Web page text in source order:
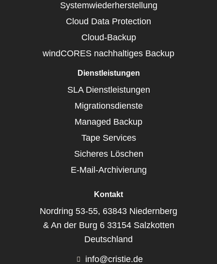
Systemwiederherstellung
Cloud Data Protection
Cloud-Backup
windCORES nachhaltiges Backup
Dienstleistungen
SLA Dienstleistungen
Migrationsdienste
Managed Backup
Tape Services
Sicheres Löschen
E-Mail-Archivierung
Kontakt
Nordring 53-55, 63843 Niedernberg
& An der Burg 6 33154 Salzkotten
Deutschland
info@cristie.de